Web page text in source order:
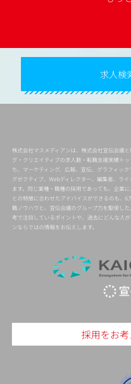
求人検
株式会社マスメディアンは、株式会社宣伝会議
グ・クリエイティブの求人数・転職支援実績ト
ち、マーケティング、広報、宣伝、グラフィッ
グゼクティブ、Webディレクター、編集者、ラ
ます。同じ業種・職種の採用であっても、企業
との特徴に合わせたアドバイスができるのも、
職ノウハウと、宣伝会議のグループ力を駆使し
考で注目しているポイントや、過去にどんな人
ンならではの情報をお伝えします。
採用をお